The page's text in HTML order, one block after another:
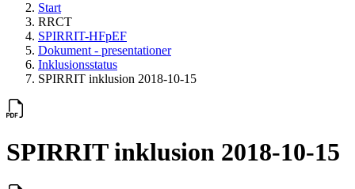
Start
RRCT
SPIRRIT-HFpEF
Dokument - presentationer
Inklusionsstatus
SPIRRIT inklusion 2018-10-15
SPIRRIT inklusion 2018-10-15